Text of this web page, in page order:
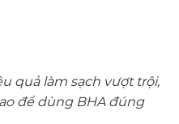
quả làm sạch vượt trội,
để dùng BHA đúng